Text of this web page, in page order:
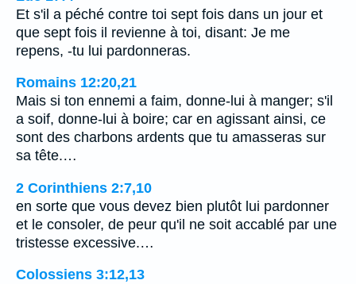
Et s'il a péché contre toi sept fois dans un jour et
que sept fois il revienne à toi, disant: Je me
repens, -tu lui pardonneras.
Romains 12:20,21
Mais si ton ennemi a faim, donne-lui à manger; s'il
a soif, donne-lui à boire; car en agissant ainsi, ce
sont des charbons ardents que tu amasseras sur
sa tête.…
2 Corinthiens 2:7,10
en sorte que vous devez bien plutôt lui pardonner
et le consoler, de peur qu'il ne soit accablé par une
tristesse excessive.…
Colossiens 3:12,13